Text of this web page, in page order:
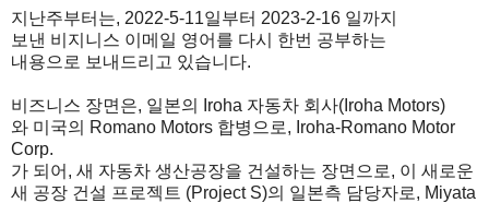
지난주부터는, 2022-5-11일부터 2023-2-16 일까지
보낸 비지니스 이메일 영어를 다시 한번 공부하는
내용으로 보내드리고 있습니다.
비즈니스 장면은, 일본의 Iroha 자동차 회사(Iroha Motors)
와 미국의 Romano Motors 합병으로, Iroha-Romano Motor
Corp.
가 되어, 새 자동차 생산공장을 건설하는 장면으로, 이 새로운
새 공장 건설 프로젝트 (Project S)의 일본측 담당자로, Miyata